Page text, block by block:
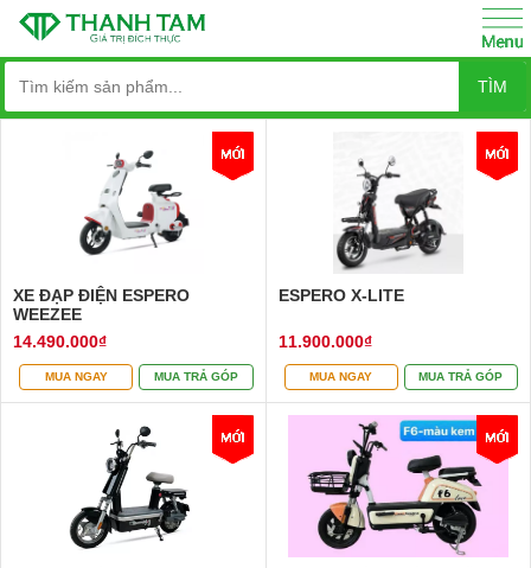
TÌM
XE ĐẠP ĐIỆN ESPERO
WEEZEE
14.490.000₫
MUA NGAY MUA TRẢ GÓP
ESPERO X-LITE
11.900.000₫
MUA NGAY MUA TRẢ GÓP